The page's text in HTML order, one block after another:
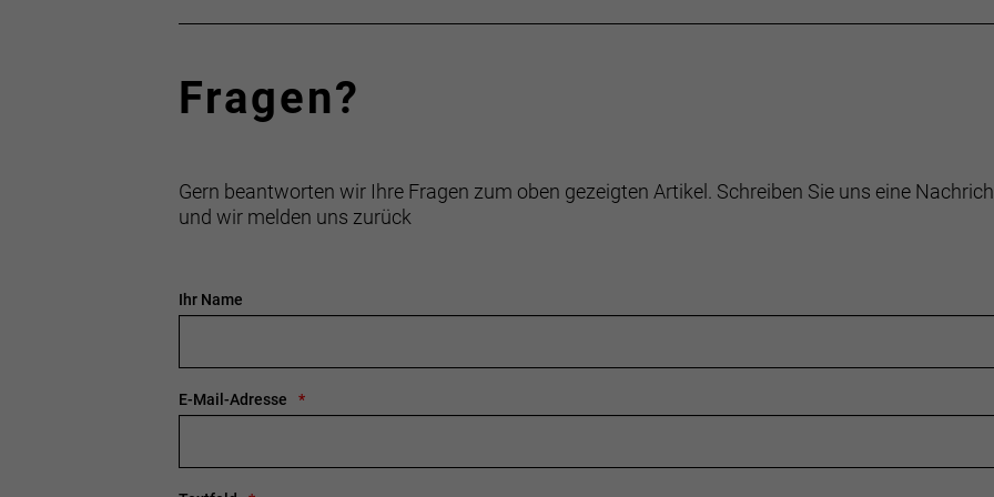
Fragen?
Gern beantworten wir Ihre Fragen zum oben gezeigten Artikel. Schreiben Sie uns eine
und wir melden uns zurück
Ihr Name
E-Mail-Adresse